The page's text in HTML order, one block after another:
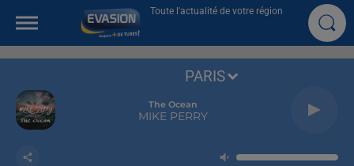
Toute l'actualité de votre région
The Ocean
MIKE PERRY
PARIS